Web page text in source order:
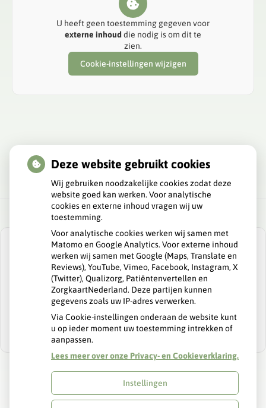
U heeft geen toestemming gegeven voor
externe inhoud die nodig is om dit te
zien.
Cookie-instellingen wijzigen
U heeft geen toestemming gegeven voor
externe inhouddie nodig is om dit te
zien.
Cookie-instellingen wijzigen
Uw Zorg Online|Beheer
Deze website gebruikt cookies
Wij gebruiken noodzakelijke cookies zodat deze
website goed kan werken. Voor analytische
cookies en externe inhoud vragen wij uw
toestemming.
Voor analytische cookies werken wij samen met
Matomo en Google Analytics. Voor externe inhoud
werken wij samen met Google (Maps, Translate en
Reviews), YouTube, Vimeo, Facebook, Instagram, X
(Twitter), Qualizorg, Patiëntenvertellen en
ZorgkaartNederland. Deze partijen kunnen
gegevens zoals uw IP-adres verwerken.
Via Cookie-instellingen onderaan de website kunt
u op ieder moment uw toestemming intrekken of
aanpassen.
Lees meer over onze Privacy- en Cookieverklaring.
Instellingen